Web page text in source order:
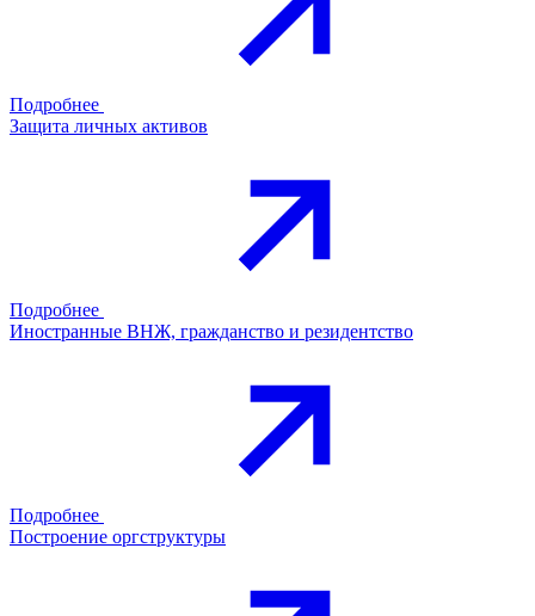
Подробнее
Защита личных активов
Подробнее
Иностранные ВНЖ, гражданство и резидентство
Подробнее
Построение оргструктуры